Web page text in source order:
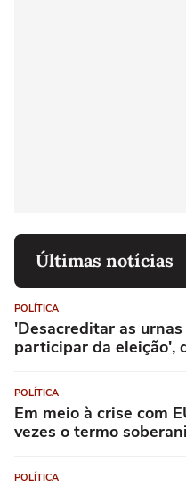
Últimas notícias
POLÍTICA
'Desacreditar as
participar da eleição',
POLÍTICA
Em meio à crise com
vezes o termo
POLÍTICA